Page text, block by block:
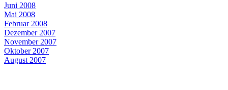
Juni 2008
Mai 2008
Februar 2008
Dezember 2007
November 2007
Oktober 2007
August 2007